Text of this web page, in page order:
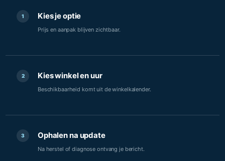
1 Kies je optie
Prijs en aanpak blijven zichtbaar.
2 Kies winkel en uur
Beschikbaarheid komt uit de winkelkalender.
3 Ophalen na update
Na herstel of diagnose ontvang je bericht.